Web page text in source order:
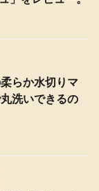
らか水切りマ
洗いできるの